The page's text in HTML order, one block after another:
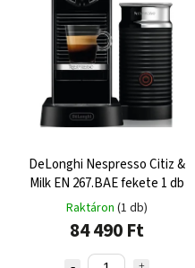
DeLonghi Nespresso Citiz &
Milk EN 267.BAE fekete 1 db
Raktáron (1 db)
84 490 Ft